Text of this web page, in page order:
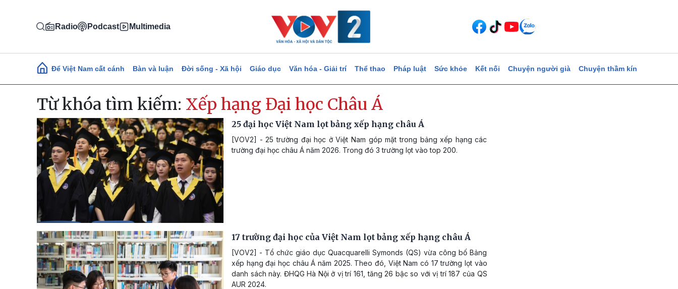
Radio Podcast Multimedia
Main navigation
Để Việt Nam cất cánh Bàn và luận Đời sống - Xã hội Giáo dục Văn hóa - Giải trí Thể thao Pháp luật Sức khỏe Kết nối Chuyện người già Chuyện thầm kín
Từ khóa tìm kiếm: Xếp hạng Đại học Châu Á
25 đại học Việt Nam lọt bảng xếp hạng châu Á
[VOV2] - 25 trường đại học ở Việt Nam góp mặt trong bảng xếp hạng các
trường đại học châu Á năm 2026. Trong đó 3 trường lọt vào top 200.
17 trường đại học của Việt Nam lọt bảng xếp hạng châu Á
[VOV2] - Tổ chức giáo dục Quacquarelli Symonds (QS) vừa công bố Bảng
xếp hạng đại học châu Á năm 2025. Theo đó, Việt Nam có 17 trường lọt vào
danh sách này. ĐHQG Hà Nội ở vị trí 161, tăng 26 bậc so với vị trí 187 của QS
AUR 2024.